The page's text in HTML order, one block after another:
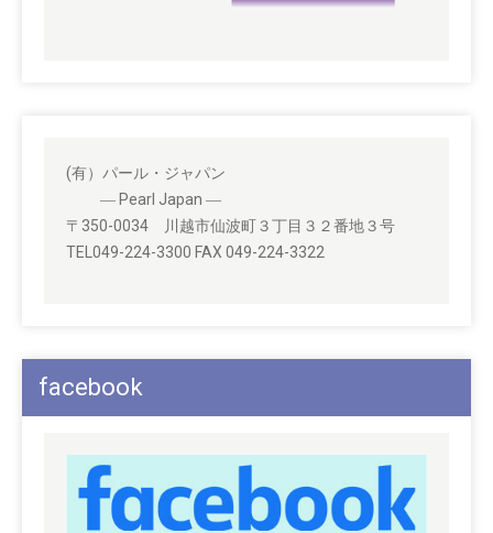
(有）パール・ジャパン
― Pearl Japan ―
〒350-0034 川越市仙波町３丁目３２番地３号
TEL049-224-3300 FAX 049-224-3322
facebook